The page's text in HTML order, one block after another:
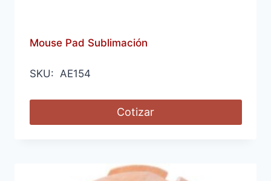
Mouse Pad Sublimación
SKU: AE154
Cotizar